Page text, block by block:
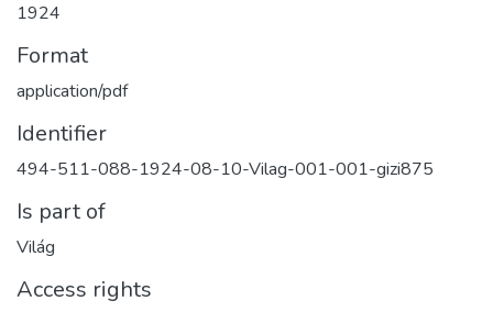
1924
Format
application/pdf
Identifier
494-511-088-1924-08-10-Vilag-001-001-gizi875
Is part of
Világ
Access rights